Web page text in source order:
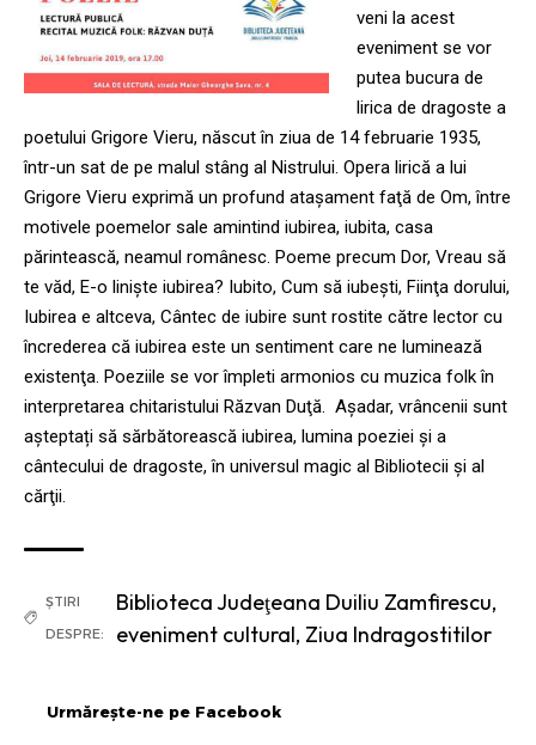
veni la acest
eveniment se vor
putea bucura de
lirica de dragoste a
poetului Grigore Vieru, născut în ziua de 14 februarie 1935,
într-un sat de pe malul stâng al Nistrului. Opera lirică a lui
Grigore Vieru exprimă un profund ataşament faţă de Om, între
motivele poemelor sale amintind iubirea, iubita, casa
părintească, neamul românesc. Poeme precum Dor, Vreau să
te văd, E-o linişte iubirea? Iubito, Cum să iubeşti, Fiinţa dorului,
Iubirea e altceva, Cântec de iubire sunt rostite către lector cu
încrederea că iubirea este un sentiment care ne luminează
existenţa. Poeziile se vor împleti armonios cu muzica folk în
interpretarea chitaristului Răzvan Duţă. Așadar, vrâncenii sunt
așteptați să sărbătorească iubirea, lumina poeziei şi a
cântecului de dragoste, în universul magic al Bibliotecii şi al
cărţii.
ȘTIRI
DESPRE:
Biblioteca Judeţeana Duiliu Zamfirescu,
eveniment cultural, Ziua Indragostitilor
Urmărește-ne pe Facebook